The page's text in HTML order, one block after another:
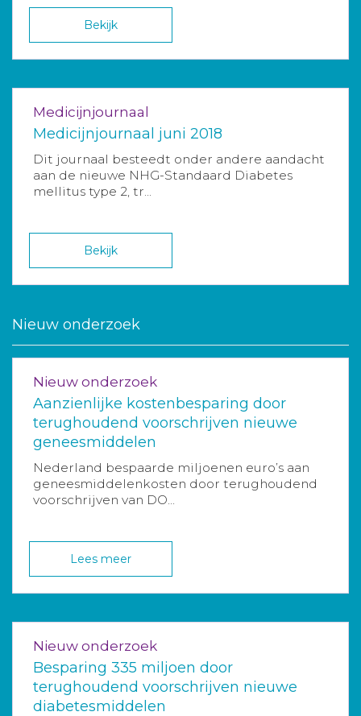
Bekijk
Medicijnjournaal
Medicijnjournaal juni 2018
Dit journaal besteedt onder andere aandacht
aan de nieuwe NHG-Standaard Diabetes
mellitus type 2, tr...
Bekijk
Nieuw onderzoek
Nieuw onderzoek
Aanzienlijke kostenbesparing door
terughoudend voorschrijven nieuwe
geneesmiddelen
Nederland bespaarde miljoenen euro’s aan
geneesmiddelenkosten door terughoudend
voorschrijven van DO...
Lees meer
Nieuw onderzoek
Besparing 335 miljoen door
terughoudend voorschrijven nieuwe
diabetesmiddelen